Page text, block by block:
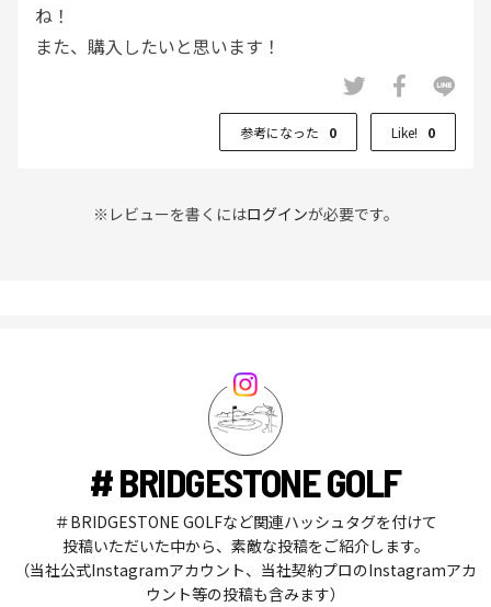
ね！
また、購入したいと思います！
参考になった 0 Like! 0
※レビューを書くにはログインが必要です。
# BRIDGESTONE GOLF
＃BRIDGESTONE GOLFなど関連ハッシュタグを付けて
投稿いただいた中から、素敵な投稿をご紹介します。
（当社公式Instagramアカウント、当社契約プロのInstagramアカ
ウント等の投稿も含みます）